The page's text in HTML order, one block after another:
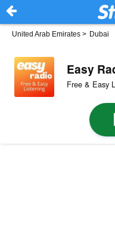
United Arab Emirates > Dubai
Easy
Free & Easy